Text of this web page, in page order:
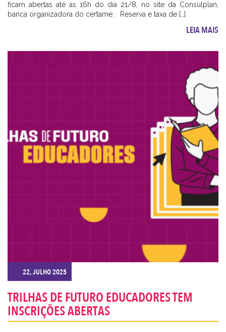
ficam abertas até às 16h do dia 21/8, no site da Consulplan,
banca organizadora do certame. Reserva e taxa de […]
LEIA MAIS
22, JULHO 2025
TRILHAS DE FUTURO EDUCADORES TEM
INSCRIÇÕES ABERTAS